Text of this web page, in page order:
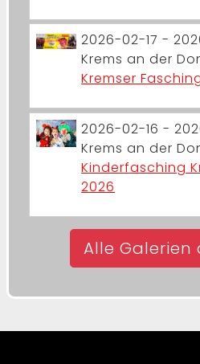
2026-02-17 -
Krems an der
Kremser
2026-02-16 -
Krems an der
Kinderfasching
2026
Alle Galerien